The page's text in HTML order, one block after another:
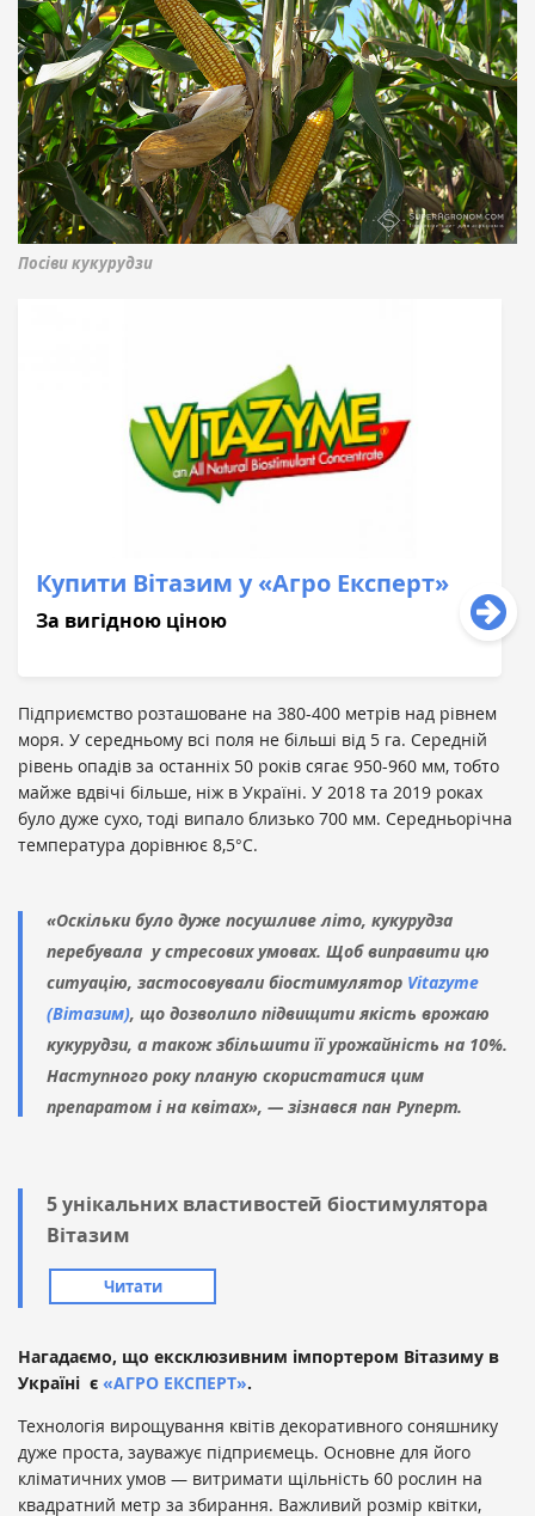
Посіви кукурудзи
Купити Вітазим у «Агро Експерт»
За вигідною ціною
Підприємство розташоване на 380-400 метрів над рівнем
моря. У середньому всі поля не більші від 5 га. Середній
рівень опадів за останніх 50 років сягає 950-960 мм, тобто
майже вдвічі більше, ніж в Україні. У 2018 та 2019 роках
було дуже сухо, тоді випало близько 700 мм. Середньорічна
температура дорівнює 8,5°C.
«Оскільки було дуже посушливе літо, кукурудза
перебувала у стресових умовах. Щоб виправити цю
ситуацію, застосовували біостимулятор Vitazyme
(Вітазим), що дозволило підвищити якість врожаю
кукурудзи, а також збільшити її урожайність на 10%.
Наступного року планую скористатися цим
препаратом і на квітах», — зізнався пан Руперт.
5 унікальних властивостей біостимулятора
Вітазим
Читати
Нагадаємо, що ексклюзивним імпортером Вітазиму в
Україні є «АГРО ЕКСПЕРТ».
Технологія вирощування квітів декоративного соняшнику
дуже проста, зауважує підприємець. Основне для його
кліматичних умов — витримати щільність 60 рослин на
квадратний метр за збирання. Важливий розмір квітки,